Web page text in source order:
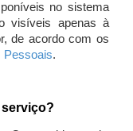
no sistema
visíveis apenas à
de acordo com os
Pessoais.
serviço?